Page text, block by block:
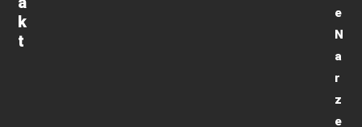
K
T
e
N
a
r
z
e